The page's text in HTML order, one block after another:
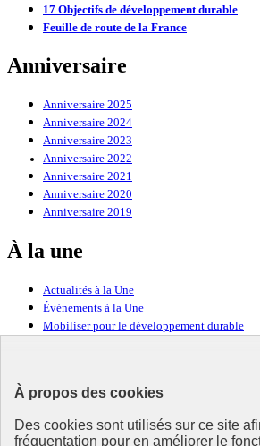
À propos des cookies
Des cookies sont utilisés sur ce site
fréquentation pour en améliorer le
17 Objectifs de développement durable
Feuille de route de la France
Anniversaire
Anniversaire 2025
Anniversaire 2024
Anniversaire 2023
Anniversaire 2022
Anniversaire 2021
Anniversaire 2020
Anniversaire 2019
À la une
Actualités à la Une
Événements à la Une
Mobiliser pour le développement durable
Ressources
Ressources